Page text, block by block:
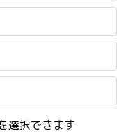
択できます